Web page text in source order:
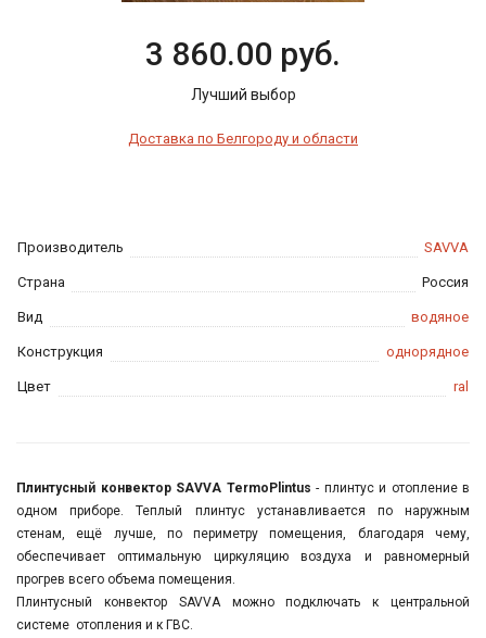
Производитель SAVVA
Страна Россия
Вид водяное
Конструкция однорядное
Цвет ral
3 860.00 руб.
Лучший выбор
Доставка по Белгороду и области
Плинтусный конвектор SAVVA TermoPlintus - плинтус и отопление в
одном приборе. Теплый плинтус устанавливается по наружным
стенам, ещё лучше, по периметру помещения, благодаря чему,
обеспечивает оптимальную циркуляцию воздуха и равномерный
прогрев всего объема помещения.
Плинтусный конвектор SAVVA можно подключать к центральной
системе отопления и к ГВС.